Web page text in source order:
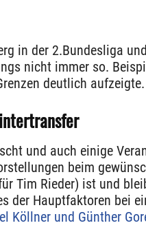
in der 2.Bundesliga
nicht immer so.
deutlich aufzeigte.
und auch einige
beim
Tim Rieder) ist und
der Hauptfaktoren bei
Köllner und Günther